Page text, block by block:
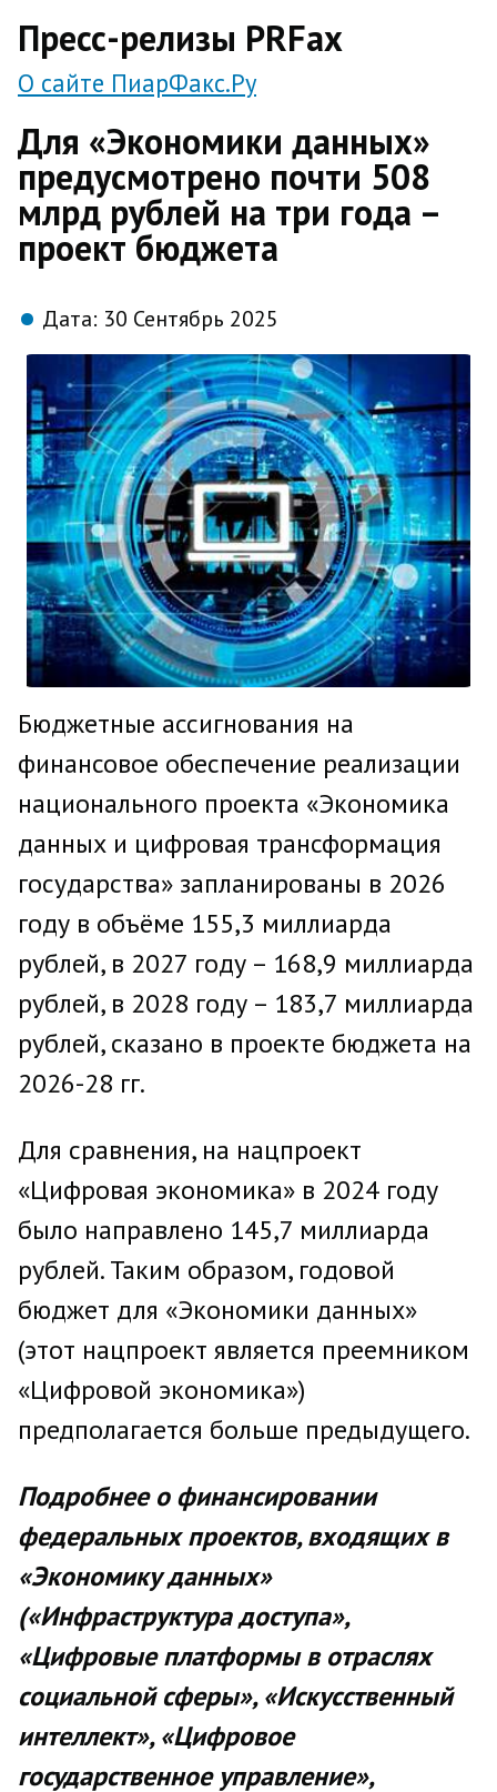
Пресс-релизы PRFax
О сайте ПиарФакс.Ру
Для «Экономики данных»
предусмотрено почти 508
млрд рублей на три года –
проект бюджета
Дата: 30 Сентябрь 2025
Бюджетные ассигнования на
финансовое обеспечение реализации
национального проекта «Экономика
данных и цифровая трансформация
государства» запланированы в 2026
году в объёме 155,3 миллиарда
рублей, в 2027 году – 168,9 миллиарда
рублей, в 2028 году – 183,7 миллиарда
рублей, сказано в проекте бюджета на
2026-28 гг.
Для сравнения, на нацпроект
«Цифровая экономика» в 2024 году
было направлено 145,7 миллиарда
рублей. Таким образом, годовой
бюджет для «Экономики данных»
(этот нацпроект является преемником
«Цифровой экономика»)
предполагается больше предыдущего.
Подробнее о финансировании
федеральных проектов, входящих в
«Экономику данных»
(«Инфраструктура доступа»,
«Цифровые платформы в отраслях
социальной сферы», «Искусственный
интеллект», «Цифровое
государственное управление»,